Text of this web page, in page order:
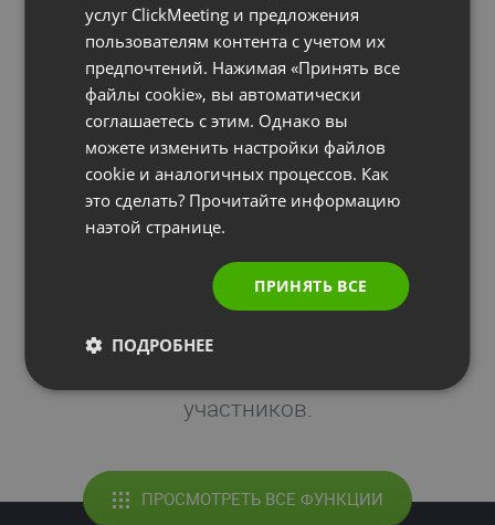
Приватный режим
Используйте этот режим, когда на
вебинаре выступают несколько
докладчиков. Приватный режим дает
докладчикам возможность обсуждать
между собой вопросы, при этом их
участников.
ПРОСМОТРЕТЬ ВСЕ ФУНКЦИИ
PORTUGUESE
ITALIAN
услуг ClickMeeting и предложения
пользователям контента с учетом их
предпочтений. Нажимая «Принять все
файлы cookie», вы автоматически
соглашаетесь с этим. Однако вы
можете изменить настройки файлов
cookie и аналогичных процессов. Как
это сделать? Прочитайте информацию
наэтой странице.
ПРИНЯТЬ ВСЕ
ПОДРОБНЕЕ